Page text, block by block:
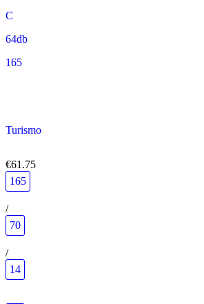
C
64db
165
Turismo
€61.75
165
/
70
/
14